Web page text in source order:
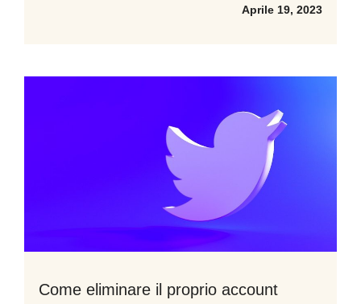
Aprile 19, 2023
Come eliminare il proprio account